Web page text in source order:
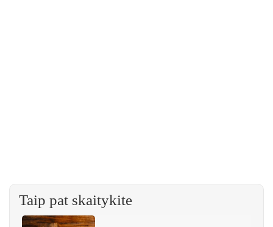
Taip pat skaitykite